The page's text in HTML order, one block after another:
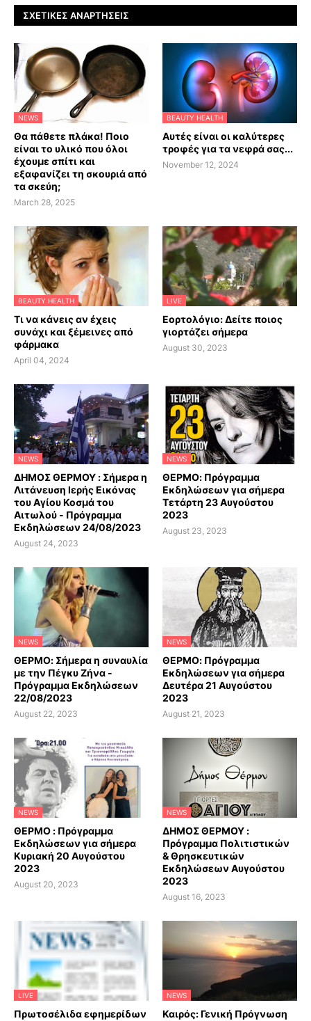
ΣΧΕΤΙΚΈΣ ΑΝΑΡΤΉΣΕΙΣ
NEWS
Θα πάθετε πλάκα! Ποιο
είναι το υλικό που όλοι
έχουμε σπίτι και
εξαφανίζει τη σκουριά από
τα σκεύη;
March 28, 2025
BEAUTY HEALTH
Αυτές είναι οι καλύτερες
τροφές για τα νεφρά σας...
November 12, 2024
BEAUTY HEALTH
Τι να κάνεις αν έχεις
συνάχι και ξέμεινες από
φάρμακα
April 04, 2024
LIVE
Εορτολόγιο: Δείτε ποιος
γιορτάζει σήμερα
August 30, 2023
NEWS
ΔΗΜΟΣ ΘΕΡΜΟΥ : Σήμερα η
Λιτάνευση Ιερής Εικόνας
του Αγίου Κοσμά του
Αιτωλού - Πρόγραμμα
Εκδηλώσεων 24/08/2023
August 24, 2023
NEWS
ΘΕΡΜΟ: Πρόγραμμα
Εκδηλώσεων για σήμερα
Τετάρτη 23 Αυγούστου
2023
August 23, 2023
NEWS
ΘΕΡΜΟ: Σήμερα η συναυλία
με την Πέγκυ Ζήνα -
Πρόγραμμα Εκδηλώσεων
22/08/2023
August 22, 2023
NEWS
ΘΕΡΜΟ: Πρόγραμμα
Εκδηλώσεων για σήμερα
Δευτέρα 21 Αυγούστου
2023
August 21, 2023
NEWS
ΘΕΡΜΟ : Πρόγραμμα
Εκδηλώσεων για σήμερα
Κυριακή 20 Αυγούστου
2023
August 20, 2023
NEWS
ΔΗΜΟΣ ΘΕΡΜΟΥ :
Πρόγραμμα Πολιτιστικών
& Θρησκευτικών
Εκδηλώσεων Αυγούστου
2023
August 16, 2023
LIVE
Πρωτοσέλιδα εφημερίδων
NEWS
Καιρός: Γενική Πρόγνωση